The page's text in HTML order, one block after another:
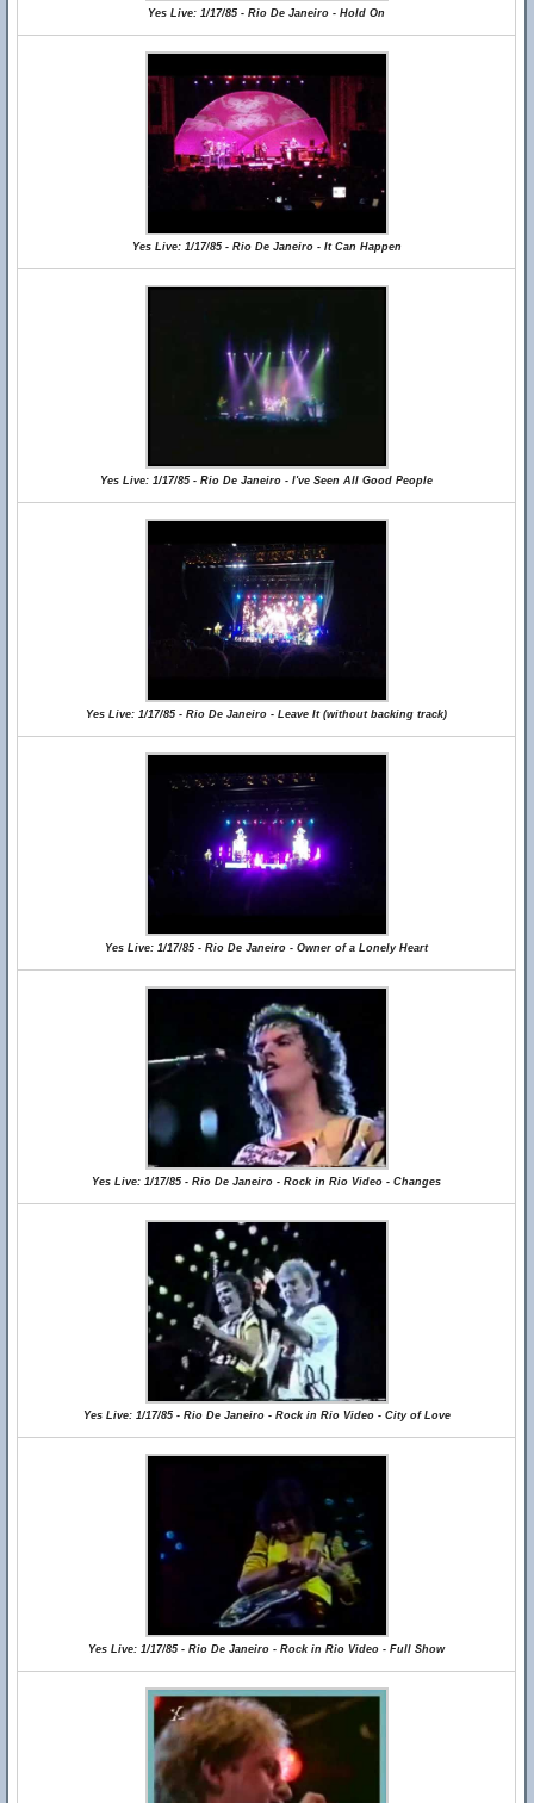
Yes Live: 1/17/85 - Rio De Janeiro - Hold On
Yes Live: 1/17/85 - Rio De Janeiro - It Can Happen
Yes Live: 1/17/85 - Rio De Janeiro - I've Seen All Good People
Yes Live: 1/17/85 - Rio De Janeiro - Leave It (without backing track)
Yes Live: 1/17/85 - Rio De Janeiro - Owner of a Lonely Heart
Yes Live: 1/17/85 - Rio De Janeiro - Rock in Rio Video - Changes
Yes Live: 1/17/85 - Rio De Janeiro - Rock in Rio Video - City of Love
Yes Live: 1/17/85 - Rio De Janeiro - Rock in Rio Video - Full Show